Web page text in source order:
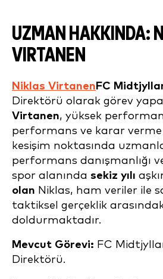
UZMAN HAKKINDA:
VIRTANEN
Niklas Virtanen FC
Direktörü olarak görev
Virtanen, yüksek
performans ve karar verme
kesişim noktasında
performans danışmanlığı
spor alanında sekiz yılı
olan Niklas, ham veriler ile
taktiksel gerçeklik
doldurmaktadır.
Mevcut Görevi: FC
Direktörü.